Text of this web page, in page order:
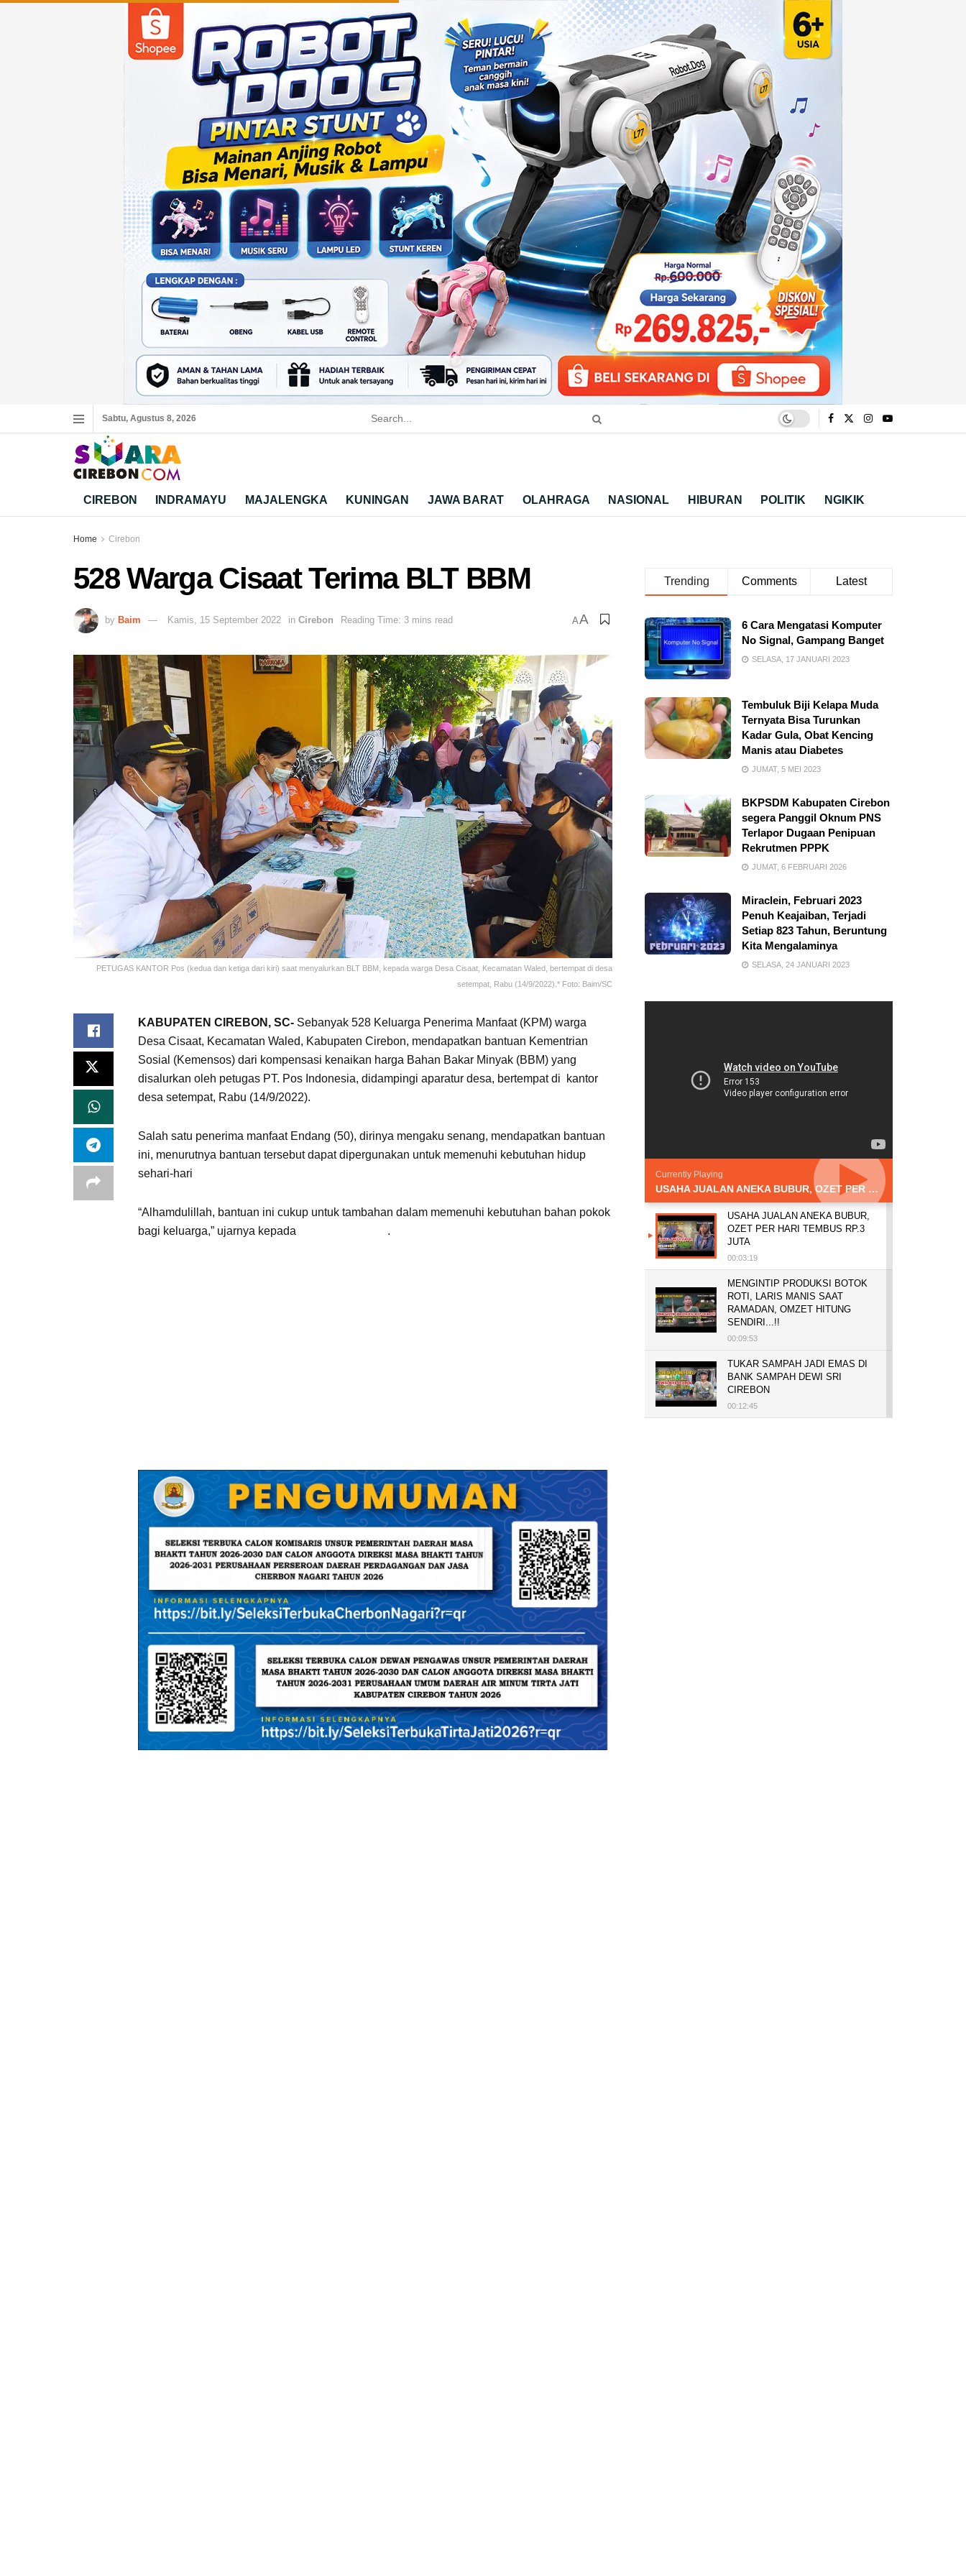
Sabtu, Agustus 8, 2026
CIREBON INDRAMAYU MAJALENGKA KUNINGAN JAWA BARAT OLAHRAGA NASIONAL HIBURAN POLITIK NGIKIK
Home Cirebon
528 Warga Cisaat Terima BLT BBM
by Baim Kamis, 15 September 2022 in Cirebon Reading Time: 3 mins read AA
PETUGAS KANTOR Pos (kedua dan ketiga dari kiri) saat menyalurkan BLT BBM, kepada warga Desa Cisaat, Kecamatan Waled, bertempat di desa
setempat, Rabu (14/9/2022).* Foto: Baim/SC
KABUPATEN CIREBON, SC- Sebanyak 528 Keluarga Penerima Manfaat (KPM) warga
Desa Cisaat, Kecamatan Waled, Kabupaten Cirebon, mendapatkan bantuan Kementrian
Sosial (Kemensos) dari kompensasi kenaikan harga Bahan Bakar Minyak (BBM) yang
disalurkan oleh petugas PT. Pos Indonesia, didampingi aparatur desa, bertempat di kantor
desa setempat, Rabu (14/9/2022).
Salah satu penerima manfaat Endang (50), dirinya mengaku senang, mendapatkan bantuan
ini, menurutnya bantuan tersebut dapat dipergunakan untuk memenuhi kebutuhan hidup
sehari-hari
“Alhamdulillah, bantuan ini cukup untuk tambahan dalam memenuhi kebutuhan bahan pokok
bagi keluarga,” ujarnya kepada
.
Trending Comments Latest
6 Cara Mengatasi Komputer
No Signal, Gampang Banget
SELASA, 17 JANUARI 2023
Tembuluk Biji Kelapa Muda
Ternyata Bisa Turunkan
Kadar Gula, Obat Kencing
Manis atau Diabetes
JUMAT, 5 MEI 2023
BKPSDM Kabupaten Cirebon
segera Panggil Oknum PNS
Terlapor Dugaan Penipuan
Rekrutmen PPPK
JUMAT, 6 FEBRUARI 2026
Miraclein, Februari 2023
Penuh Keajaiban, Terjadi
Setiap 823 Tahun, Beruntung
Kita Mengalaminya
SELASA, 24 JANUARI 2023
Currently Playing
USAHA JUALAN ANEKA BUBUR, OZET PER HARI TEMBUS RP.3 JUTA
USAHA JUALAN ANEKA BUBUR,
OZET PER HARI TEMBUS RP.3
JUTA
00:03:19
MENGINTIP PRODUKSI BOTOK
ROTI, LARIS MANIS SAAT
RAMADAN, OMZET HITUNG
SENDIRI...!!
00:09:53
TUKAR SAMPAH JADI EMAS DI
BANK SAMPAH DEWI SRI
CIREBON
00:12:45